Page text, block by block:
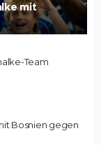
mit
Team
Bosnien gegen